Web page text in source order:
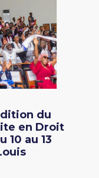
du
en Droit
10 au 13